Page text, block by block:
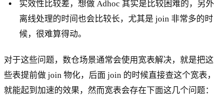
实效性比较差，想做 Adhoc 其实是比较困难的，另外
离线处理的时间也会比较长，尤其是 join 非常多的时
候，很难算得动。
对于这些问题，数仓场景通常会使用宽表解决，就是把这
些表提前做 join 物化，后面 join 的时候直接查这个宽表，
就能起到加速的效果，然而宽表会存在下面这几个问题：